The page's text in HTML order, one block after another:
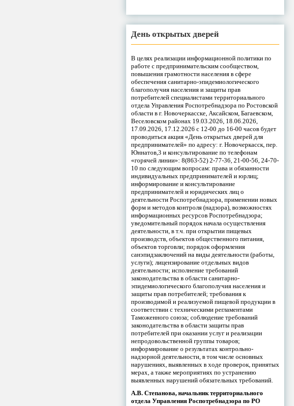
День открытых дверей
В целях реализации информационной политики по
работе с предпринимательским сообществом,
повышения грамотности населения в сфере
обеспечения санитарно-эпидемиологического
благополучия населения и защиты прав
потребителей специалистами территориального
отдела Управления Роспотребнадзора по Ростовской
области в г. Новочеркасске, Аксайском, Багаевском,
Веселовском районах 19.03.2026, 18.06.2026,
17.09.2026, 17.12.2026 с 12-00 до 16-00 часов будет
проводиться акция «День открытых дверей для
предпринимателей» по адресу: г. Новочеркасск, пер.
Юннатов,3 и консультирование по телефонам
«горячей линии»: 8(863-52) 2-77-36, 21-00-56, 24-70-
10 по следующим вопросам: права и обязанности
индивидуальных предпринимателей и юрлиц;
информирование и консультирование
предпринимателей и юридических лиц о
деятельности Роспотребнадзора, применении новых
форм и методов контроля (надзора), возможностях
информационных ресурсов Роспотребнадзора;
уведомительный порядок начала осуществления
деятельности, в т.ч. при открытии пищевых
производств, объектов общественного питания,
объектов торговли; порядок оформления
санэпидзаключений на виды деятельности (работы,
услуги); лицензирование отдельных видов
деятельности; исполнение требований
законодательства в области санитарно-
эпидемиологического благополучия населения и
защиты прав потребителей; требования к
производимой и реализуемой пищевой продукции в
соответствии с техническими регламентами
Таможенного союза; соблюдение требований
законодательства в области защиты прав
потребителей при оказании услуг и реализации
непродовольственной группы товаров;
информирование о результатах контрольно-
надзорной деятельности, в том числе основных
нарушениях, выявленных в ходе проверок, принятых
мерах, а также мероприятиях по устранению
выявленных нарушений обязательных требований.
А.В. Степанова, начальник территориального
отдела Управления Роспотребнадзора по РО